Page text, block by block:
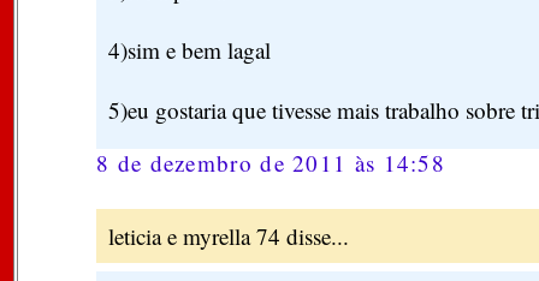
4)sim e bem lagal
5)eu gostaria que tivesse mais trabalho sobre
8 de dezembro de 2011 às 14:58
leticia e myrella 74 disse...